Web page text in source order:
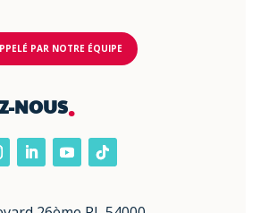
PAR NOTRE ÉQUIPE
NOUS.